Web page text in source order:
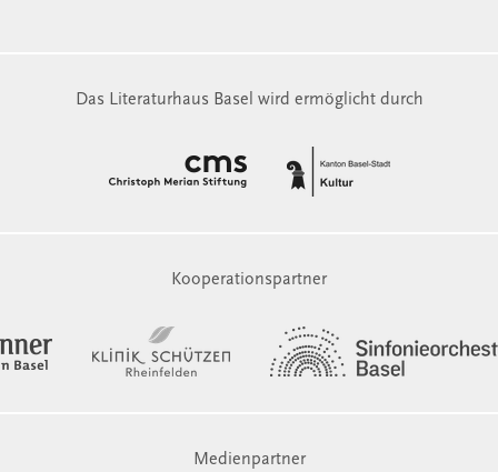
Das Literaturhaus Basel wird ermöglicht durch
Kooperationspartner
Medienpartner